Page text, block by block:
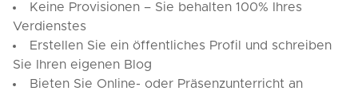
Keine Provisionen – Sie behalten 100% Ihres
Verdienstes
Erstellen Sie ein öffentliches Profil und schreiben
Sie Ihren eigenen Blog
Bieten Sie Online- oder Präsenzunterricht an